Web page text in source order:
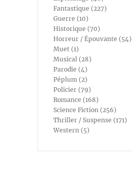
Fantastique (227)
Guerre (10)
Historique (70)
Horreur / Épouvante (54)
Muet (1)
Musical (28)
Parodie (4)
Péplum (2)
Policier (79)
Romance (168)
Science Fiction (256)
Thriller / Suspense (171)
Western (5)